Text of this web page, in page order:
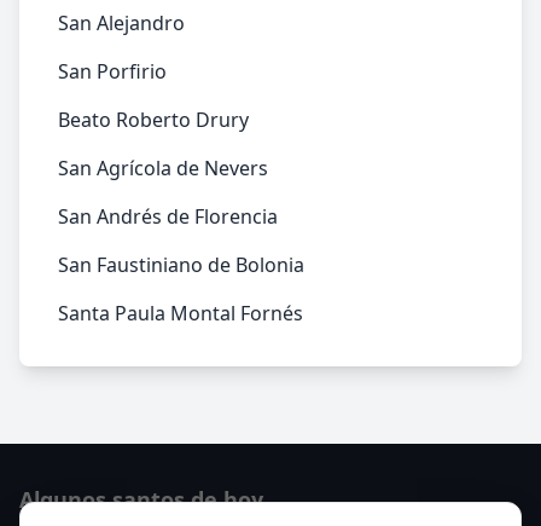
San Alejandro
San Porfirio
Beato Roberto Drury
San Agrícola de Nevers
San Andrés de Florencia
San Faustiniano de Bolonia
Santa Paula Montal Fornés
Algunos santos de hoy